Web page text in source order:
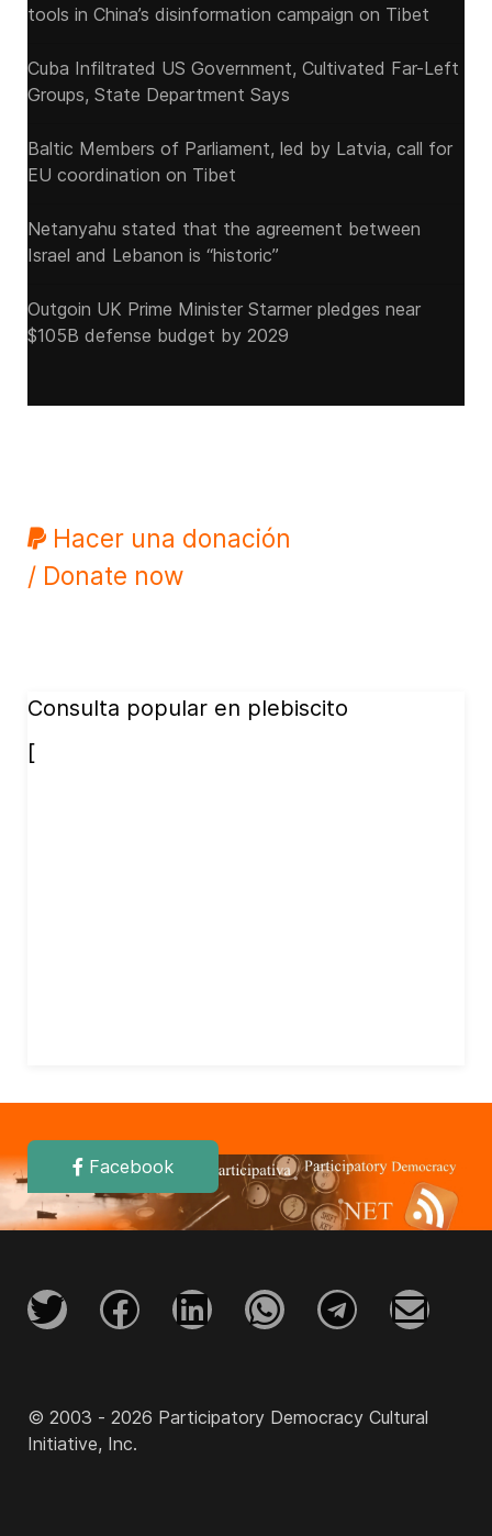
tools in China’s disinformation campaign on Tibet
Cuba Infiltrated US Government, Cultivated Far-Left
Groups, State Department Says
Baltic Members of Parliament, led by Latvia, call for
EU coordination on Tibet
Netanyahu stated that the agreement between
Israel and Lebanon is “historic”
Outgoin UK Prime Minister Starmer pledges near
$105B defense budget by 2029
Hacer una donación
/ Donate now
Consulta popular en plebiscito
[
Facebook
© 2003 - 2026 Participatory Democracy Cultural
Initiative, Inc.